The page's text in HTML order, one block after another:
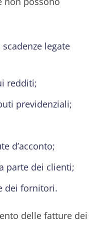
legate
redditi;
previdenziali;
d’acconto;
parte dei clienti;
dei fornitori.
delle fatture dei